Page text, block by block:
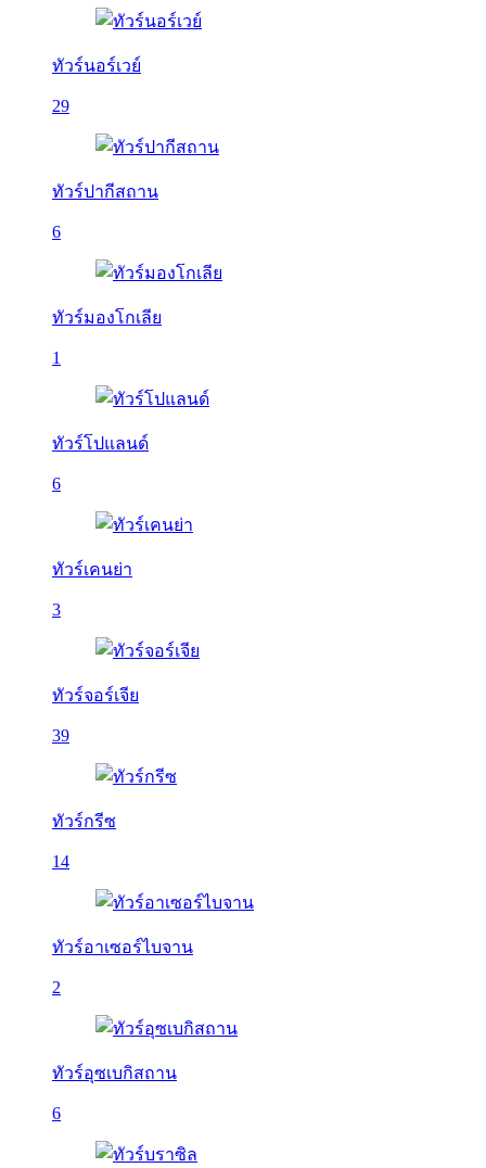
ทัวร์นอร์เวย์
29
ทัวร์ปากีสถาน
6
ทัวร์มองโกเลีย
1
ทัวร์โปแลนด์
6
ทัวร์เคนย่า
3
ทัวร์จอร์เจีย
39
ทัวร์กรีซ
14
ทัวร์อาเซอร์ไบจาน
2
ทัวร์อุซเบกิสถาน
6